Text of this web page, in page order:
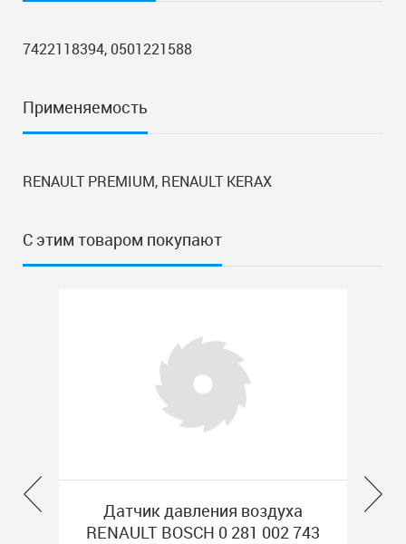
7422118394, 0501221588
Применяемость
RENAULT PREMIUM, RENAULT KERAX
С этим товаром покупают
Датчик давления воздуха
RENAULT BOSCH 0 281 002 743